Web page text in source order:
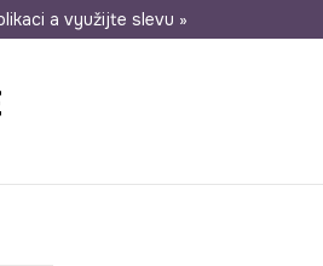
hodin 30 dní na vrácení
a využijte slevu »